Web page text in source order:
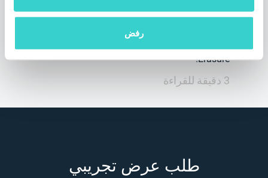
رفض
يجب أن تتأكد من أن البرنامج الذي تستخدمه
لمسح البيانات يتوافق مع معايير معينة مثل
ADISA. يسعدنا أن نقول إننا قمنا بتمديد شهادة
ADISA للتخلص ومحو البيانات NSYS Data
Erasure!
3 دقيقة للقراءة
طلب عرض تجريبي